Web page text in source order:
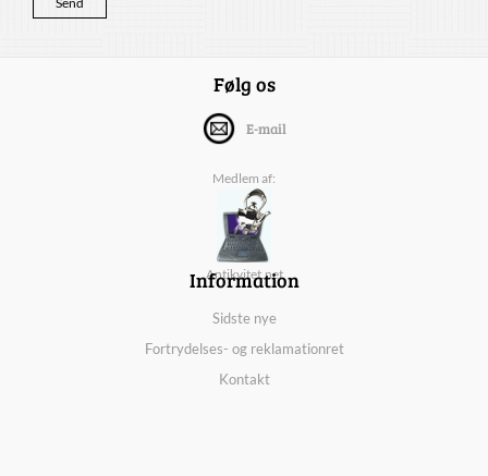
Følg os
E-mail
Medlem af:
Antikvitet.net
Information
Sidste nye
Fortrydelses- og reklamationret
Kontakt